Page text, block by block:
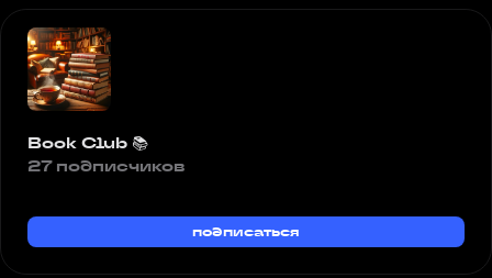
Book Club 📚
27 подписчиков
подписаться